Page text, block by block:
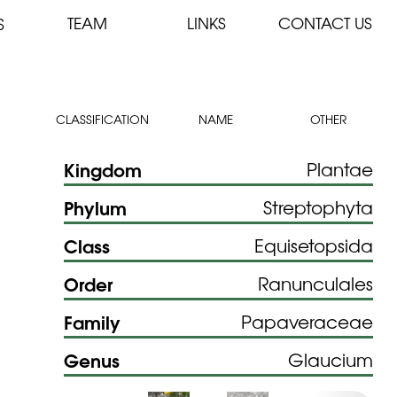
TEAM LINKS CONTACT US
CLASSIFICATION NAME OTHER
Kingdom Plantae
Phylum Streptophyta
Class Equisetopsida
Order Ranunculales
Family Papaveraceae
Genus Glaucium